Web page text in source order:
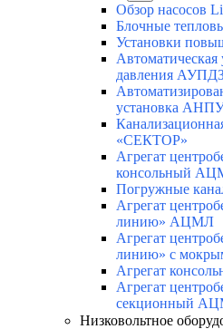
Обзор насосов
Блочные
Установки
Автоматическая
давления
установка
«СЕКТОР»
Агрегат
консольный
Погружные
Агрегат
линию» АЦМЛ
Агрегат
линию» с
Агрегат
Агрегат
секционный
Низковольтное